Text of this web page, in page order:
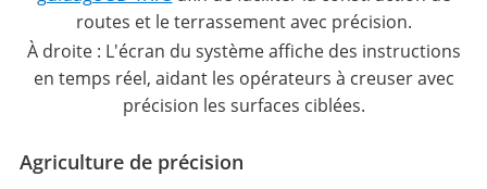
routes et le terrassement avec précision.
À droite : L'écran du système affiche des instructions
en temps réel, aidant les opérateurs à creuser avec
précision les surfaces ciblées.
Agriculture de précision